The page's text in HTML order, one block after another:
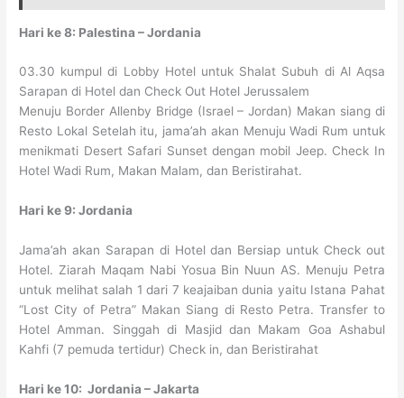
Hari ke 8: Palestina – Jordania
03.30 kumpul di Lobby Hotel untuk Shalat Subuh di Al Aqsa
Sarapan di Hotel dan Check Out Hotel Jerussalem
Menuju Border Allenby Bridge (Israel – Jordan) Makan siang di
Resto Lokal Setelah itu, jama’ah akan Menuju Wadi Rum untuk
menikmati Desert Safari Sunset dengan mobil Jeep. Check In
Hotel Wadi Rum, Makan Malam, dan Beristirahat.
Hari ke 9: Jordania
Jama’ah akan Sarapan di Hotel dan Bersiap untuk Check out
Hotel. Ziarah Maqam Nabi Yosua Bin Nuun AS. Menuju Petra
untuk melihat salah 1 dari 7 keajaiban dunia yaitu Istana Pahat
“Lost City of Petra” Makan Siang di Resto Petra. Transfer to
Hotel Amman. Singgah di Masjid dan Makam Goa Ashabul
Kahfi (7 pemuda tertidur) Check in, dan Beristirahat
Hari ke 10: Jordania – Jakarta